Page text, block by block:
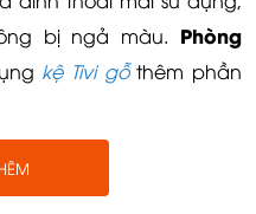
bị ngả màu. Phòng
kệ Tivi gỗthêm phần